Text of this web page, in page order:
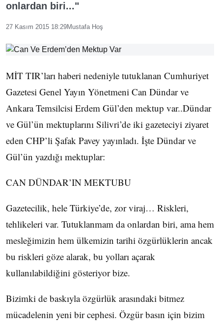
onlardan biri..."
27 Kasım 2015 18:29Mustafa Hoş
MİT TIR’ları haberi nedeniyle tutuklanan Cumhuriyet
Gazetesi Genel Yayın Yönetmeni Can Dündar ve
Ankara Temsilcisi Erdem Gül’den mektup var..Dündar
ve Gül’ün mektuplarını Silivri’de iki gazeteciyi ziyaret
eden CHP’li Şafak Pavey yayınladı. İşte Dündar ve
Gül’ün yazdığı mektuplar:
CAN DÜNDAR’IN MEKTUBU
Gazetecilik, hele Türkiye’de, zor viraj… Riskleri,
tehlikeleri var. Tutuklanmam da onlardan biri, ama hem
mesleğimizin hem ülkemizin tarihi özgürlüklerin ancak
bu riskleri göze alarak, bu yolları açarak
kullanılabildiğini gösteriyor bize.
Bizimki de baskıyla özgürlük arasındaki bitmez
mücadelenin yeni bir cephesi. Özgür basın için bizim